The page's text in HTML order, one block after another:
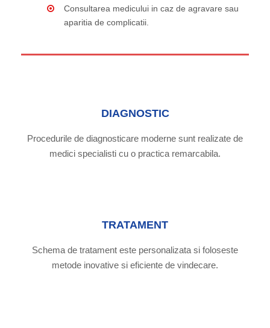
Consultarea medicului in caz de agravare sau
aparitia de complicatii.
DIAGNOSTIC
Procedurile de diagnosticare moderne sunt realizate de
medici specialisti cu o practica remarcabila.
TRATAMENT
Schema de tratament este personalizata si foloseste
metode inovative si eficiente de vindecare.